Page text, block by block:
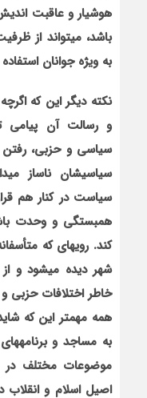
هوشیار و عاقبت
باشد، می‏تواند از
به ویژه جوانان
نکته دیگر این که
و رسالت آن پیامی
سیاسی و حزبی، رفتن
سیاسی‏شان ناساز
سیاست در کنار هم
همبستگی و وحدت
کند. رویه‏ای که
شهر دیده می‏شود و
خاطر اختلافات حزبی و
همه مهم‏تر این که
به مساجد و
موضوعات مختلف در
اصیل اسلام و انقلاب